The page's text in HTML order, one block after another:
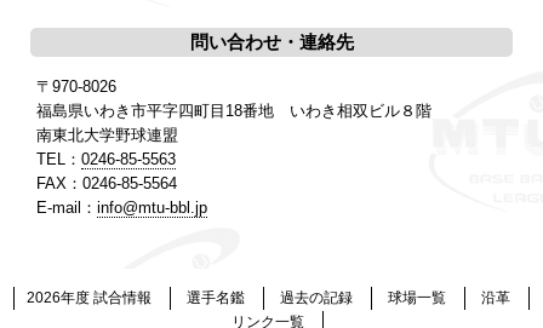
問い合わせ・連絡先
〒970-8026
福島県いわき市平字四町目18番地 いわき相双ビル８階
南東北大学野球連盟
TEL： 0246-85-5563
FAX：0246-85-5564
E-mail： info@mtu-bbl.jp
2026年度 試合情報 選手名鑑 過去の記録 球場一覧
沿革
リンク一覧